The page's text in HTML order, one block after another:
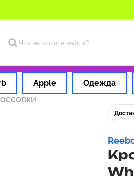
за 1 час Оплата
Apple Одежда